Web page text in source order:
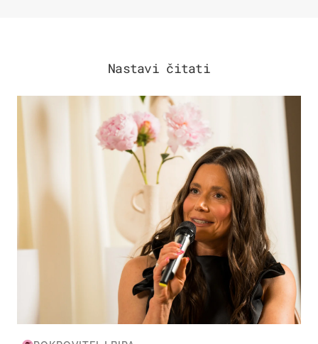
Nastavi čitati
MODA & LJEPOTA